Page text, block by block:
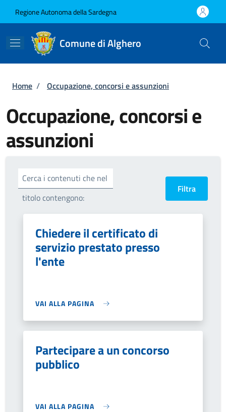
Regione Autonoma della Sardegna
Comune di Alghero
Briciole di pane
Home / Occupazione, concorsi e assunzioni
Occupazione, concorsi e
assunzioni
Cerca i contenuti che nel
titolo contengono:
Chiedere il certificato di
servizio prestato presso
l'ente
VAI ALLA PAGINA
Partecipare a un concorso
pubblico
VAI ALLA PAGINA